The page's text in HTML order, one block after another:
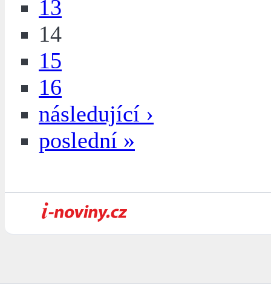
13
14
15
16
následující ›
poslední »